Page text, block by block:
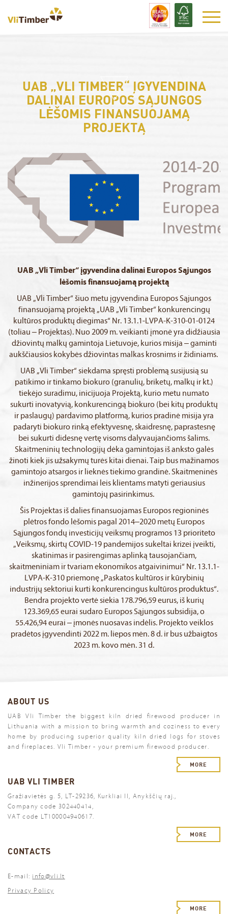
UAB „VLI TIMBER“ ĮGYVENDINA
DALINAI EUROPOS SĄJUNGOS
LĖŠOMIS FINANSUOJAMĄ
PROJEKTĄ
UAB „Vli Timber“ įgyvendina dalinai Europos Sąjungos
lėšomis finansuojamą projektą
UAB „Vli Timber“ šiuo metu įgyvendina Europos Sąjungos
finansuojamą projektą „UAB „Vli Timber“ konkurencingų
kultūros produktų diegimas“ Nr. 13.1.1-LVPA-K-310-01-0124
(toliau – Projektas). Nuo 2009 m. veikianti įmonė yra didžiausia
džiovintų malkų gamintoja Lietuvoje, kurios misija – gaminti
aukščiausios kokybės džiovintas malkas krosnims ir židiniams.
UAB „Vli Timber“ siekdama spręsti problemą susijusią su
patikimo ir tinkamo biokuro (granulių, briketų, malkų ir kt.)
tiekėjo suradimu, inicijuoja Projektą, kurio metu numato
sukurti inovatyvią, konkurencingą biokuro (bei kitų produktų
ir paslaugų) pardavimo platformą, kurios pradinė misija yra
padaryti biokuro rinką efektyvesnę, skaidresnę, paprastesnę
bei sukurti didesnę vertę visoms dalyvaujančioms šalims.
Skaitmeninių technologijų dėka gamintojas iš anksto galės
žinoti kiek jis užsakymų turės kitai dienai. Taip bus mažinamos
gamintojo atsargos ir lieknės tiekimo grandinė. Skaitmeninės
inžinerijos sprendimai leis klientams matyti geriausius
gamintojų pasirinkimus.
Šis Projektas iš dalies finansuojamas Europos regioninės
plėtros fondo lėšomis pagal 2014–2020 metų Europos
Sąjungos fondų investicijų veiksmų programos 13 prioriteto
„Veiksmų, skirtų COVID-19 pandemijos sukeltai krizei įveikti,
skatinimas ir pasirengimas aplinką tausojančiam,
skaitmeniniam ir tvariam ekonomikos atgaivinimui“ Nr. 13.1.1-
LVPA-K-310 priemonę „Paskatos kultūros ir kūrybinių
industrijų sektoriui kurti konkurencingus kultūros produktus“.
Bendra projekto vertė siekia 178.796,59 eurus, iš kurių
123.369,65 eurai sudaro Europos Sąjungos subsidija, o
55.426,94 eurai – įmonės nuosavas indėlis. Projekto veiklos
pradėtos įgyvendinti 2022 m. liepos mėn. 8 d. ir bus užbaigtos
2023 m. kovo mėn. 31 d.
ABOUT US
UAB Vli Timber the biggest kiln dried firewood producer in
Lithuania with a mission to bring warmth and coziness to every
home by producing superior quality kiln dried logs for stoves
and fireplaces. Vli Timber - your premium firewood producer.
MORE
UAB VLI TIMBER
Gražiavietės g. 5, LT-29236, Kurkliai II, Anykščių raj.,
Company code 302440414,
VAT code LT100004940617.
MORE
CONTACTS
E-mail: info@vli.lt
Privacy Policy
MORE